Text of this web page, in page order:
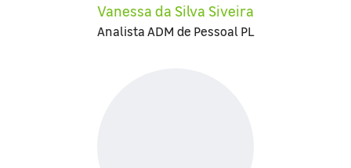
Vanessa da Silva Siveira
Analista ADM de Pessoal PL